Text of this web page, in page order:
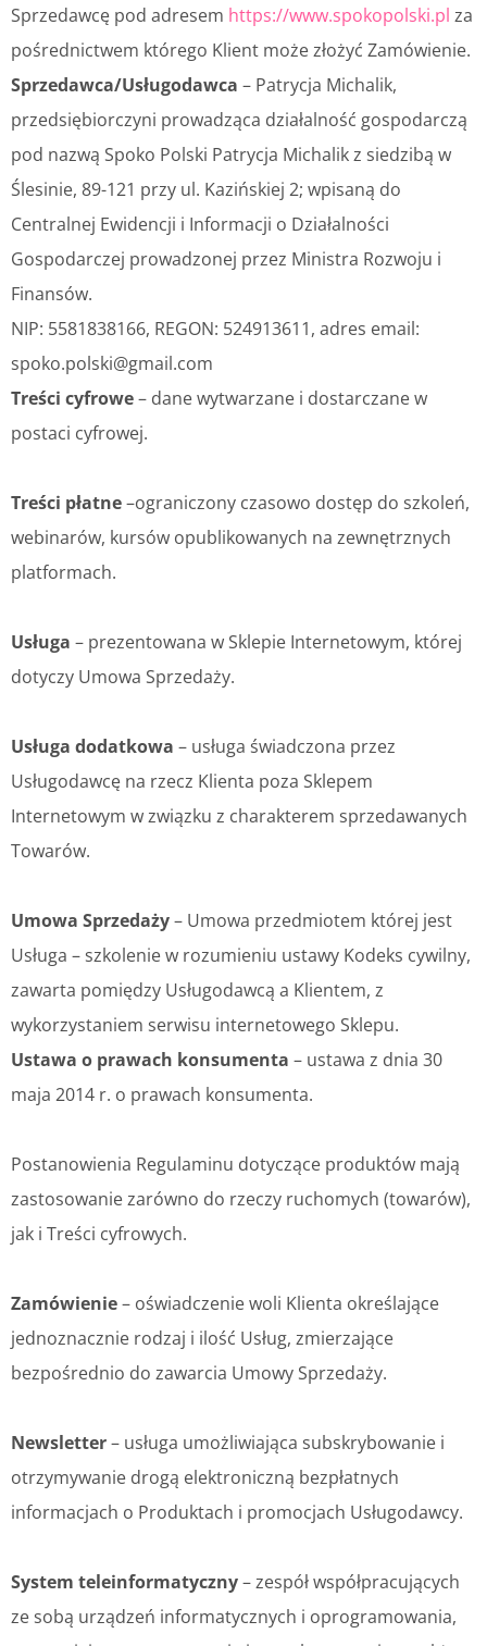
Sprzedawcę pod adresem https://www.spokopolski.pl za
pośrednictwem którego Klient może złożyć Zamówienie.
Sprzedawca/Usługodawca – Patrycja Michalik,
przedsiębiorczyni prowadząca działalność gospodarczą
pod nazwą Spoko Polski Patrycja Michalik z siedzibą w
Ślesinie, 89-121 przy ul. Kazińskiej 2; wpisaną do
Centralnej Ewidencji i Informacji o Działalności
Gospodarczej prowadzonej przez Ministra Rozwoju i
Finansów.
NIP: 5581838166, REGON: 524913611, adres email:
spoko.polski@gmail.com
Treści cyfrowe– dane wytwarzane i dostarczane w
postaci cyfrowej.
Treści płatne–ograniczony czasowo dostęp do szkoleń,
webinarów, kursów opublikowanych na zewnętrznych
platformach.
Usługa – prezentowana w Sklepie Internetowym, której
dotyczy Umowa Sprzedaży.
Usługa dodatkowa – usługa świadczona przez
Usługodawcę na rzecz Klienta poza Sklepem
Internetowym w związku z charakterem sprzedawanych
Towarów.
Umowa Sprzedaży– Umowa przedmiotem której jest
Usługa – szkolenie w rozumieniu ustawy Kodeks cywilny,
zawarta pomiędzy Usługodawcą a Klientem, z
wykorzystaniem serwisu internetowego Sklepu.
Ustawa o prawach konsumenta – ustawa z dnia 30
maja 2014 r. o prawach konsumenta.
Postanowienia Regulaminu dotyczące produktów mają
zastosowanie zarówno do rzeczy ruchomych (towarów),
jak i Treści cyfrowych.
Zamówienie– oświadczenie woli Klienta określające
jednoznacznie rodzaj i ilość Usług, zmierzające
bezpośrednio do zawarcia Umowy Sprzedaży.
Newsletter– usługa umożliwiająca subskrybowanie i
otrzymywanie drogą elektroniczną bezpłatnych
informacjach o Produktach i promocjach Usługodawcy.
System teleinformatyczny– zespół współpracujących
ze sobą urządzeń informatycznych i oprogramowania,